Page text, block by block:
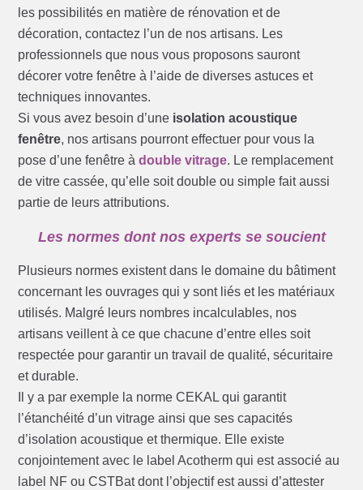
les possibilités en matière de rénovation et de
décoration, contactez l’un de nos artisans. Les
professionnels que nous vous proposons sauront
décorer votre fenêtre à l’aide de diverses astuces et
techniques innovantes.
Si vous avez besoin d’une isolation acoustique
fenêtre, nos artisans pourront effectuer pour vous la
pose d’une fenêtre àdouble vitrage. Le remplacement
de vitre cassée, qu’elle soit double ou simple fait aussi
partie de leurs attributions.
Les normes dont nos experts se soucient
Plusieurs normes existent dans le domaine du bâtiment
concernant les ouvrages qui y sont liés et les matériaux
utilisés. Malgré leurs nombres incalculables, nos
artisans veillent à ce que chacune d’entre elles soit
respectée pour garantir un travail de qualité, sécuritaire
et durable.
Il y a par exemple la norme CEKAL qui garantit
l’étanchéité d’un vitrage ainsi que ses capacités
d’isolation acoustique et thermique. Elle existe
conjointement avec le label Acotherm qui est associé au
label NF ou CSTBat dont l’objectif est aussi d’attester